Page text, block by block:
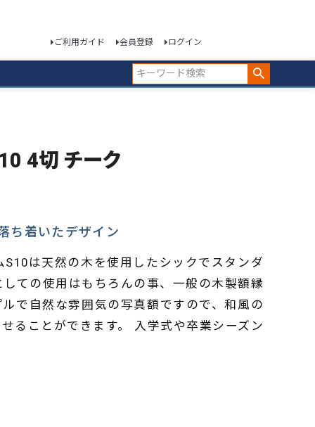
ご利用ガイド 会員登録 ログイン
4切 チーク
ち着いたデザイン
は天然の木を使用したシックでスタンダ
ての使用はもちろんの事、一般の木製額縁
で自然な雰囲気の写真額ですので、和風の
ることができます。 入学式や卒業シーズン